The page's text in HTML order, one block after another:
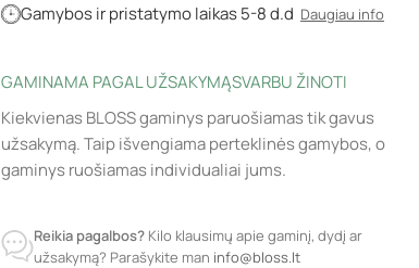
Gamybos ir pristatymo laikas 5-8 d.d Daugiau info
GAMINAMA PAGAL UŽSAKYMĄSVARBU ŽINOTI
Kiekvienas BLOSS gaminys paruošiamas tik gavus
užsakymą. Taip išvengiama perteklinės gamybos, o
gaminys ruošiamas individualiai jums.
Reikia pagalbos? Kilo klausimų apie gaminį, dydį ar
užsakymą? Parašykite man info@bloss.lt